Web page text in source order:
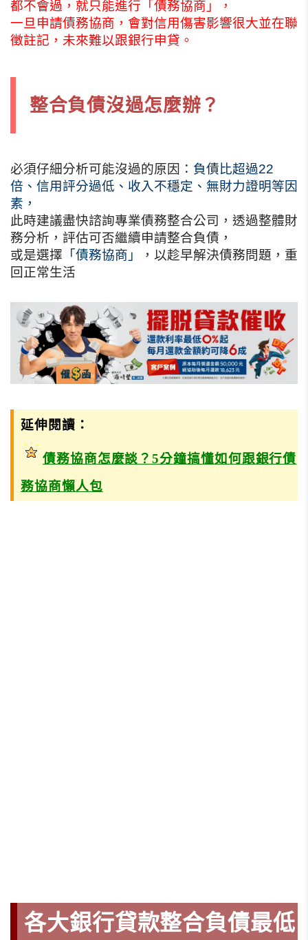
都不會過，就只能進行「債務協商」，
一旦申請債務協商，會對信用傷害影響很大並在聯
徵註記，未來難以跟銀行申貸。
整合負債沒過怎麼辦？
必須仔細分析可能沒過的原因： 負債比超過22
倍、信用評分過低、收入不穩定、無財力證明等因
素，
此時建議盡快諮詢專業債務整合公司，透過整體財
務分析，評估可否繼續申請整合負債，
或是選擇 「債務協商」
，以趁早解決債務問題，重
回正常生活
延伸閱讀：
債務協商怎麼談？5分鐘搞懂如何跟銀行債
務協商懶人包
各大銀行貸款整合負債最低